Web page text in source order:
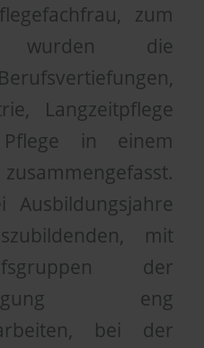
zum
wurden die
Langzeitpflege
in einem
mit
der
eng
bei der